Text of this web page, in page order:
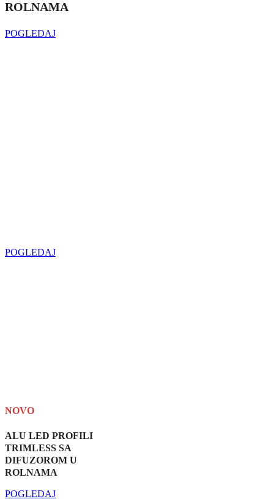
ROLNAMA
POGLEDAJ
POGLEDAJ
NOVO
ALU LED PROFILI
TRIMLESS SA
DIFUZOROM U
ROLNAMA
POGLEDAJ